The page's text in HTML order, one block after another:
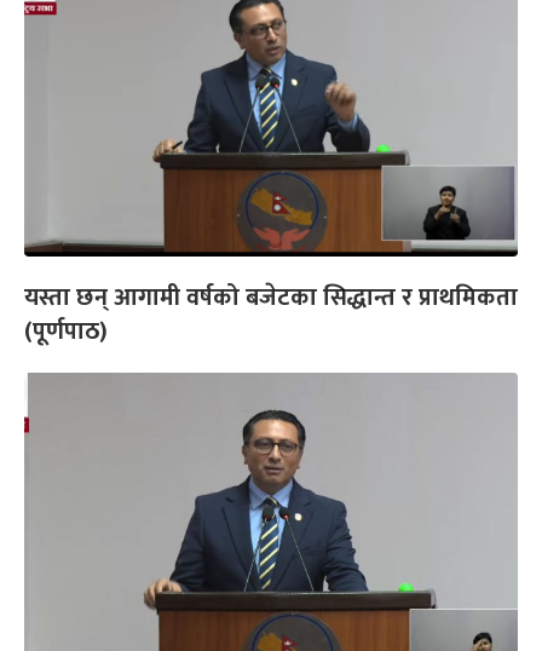
यस्ता छन् आगामी वर्षको बजेटका सिद्धान्त र प्राथमिकता
(पूर्णपाठ)